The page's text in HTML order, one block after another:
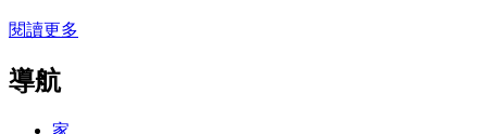
閱讀更多
導航
家